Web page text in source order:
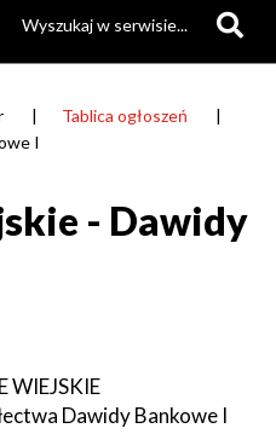
Tablica ogłoszeń
I
- Dawidy
WIEJSKIE
Dawidy Bankowe I